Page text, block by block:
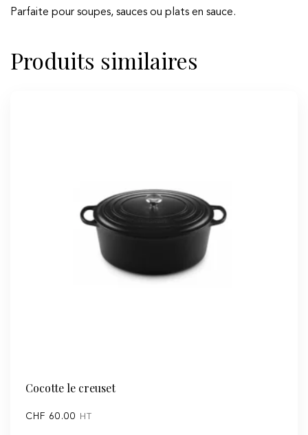
Parfaite pour soupes, sauces ou plats en sauce.
Produits similaires
Cocotte le creuset
CHF 60.00 HT